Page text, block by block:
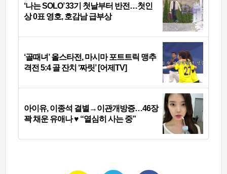
‘나는 SOLO’ 33기 첫날부터 반전…첫인
상 0표 영호, 호감남 급부상
‘골때녀’ 올스타전, 마시마 포트트릭 맹추
격전 5:4 골 잔치 ‘짜릿’ [어제TV]
아이유, 이종석 결별→이관개방증…46장
꽉 채운 유애나 ♥ “열심히 사는 중”